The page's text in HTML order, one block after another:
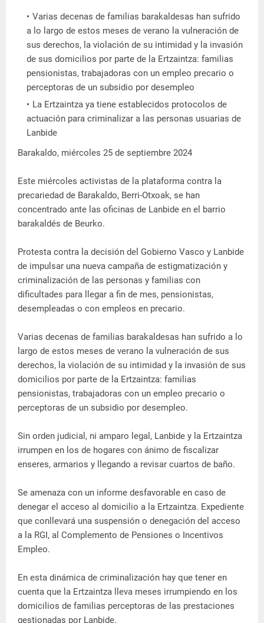
Varias decenas de familias barakaldesas han sufrido
a lo largo de estos meses de verano la vulneración de
sus derechos, la violación de su intimidad y la invasión
de sus domicilios por parte de la Ertzaintza: familias
pensionistas, trabajadoras con un empleo precario o
perceptoras de un subsidio por desempleo
La Ertzaintza ya tiene establecidos protocolos de
actuación para criminalizar a las personas usuarias de
Lanbide
Barakaldo, miércoles 25 de septiembre 2024
Este miércoles activistas de la plataforma contra la
precariedad de Barakaldo, Berri-Otxoak, se han
concentrado ante las oficinas de Lanbide en el barrio
barakaldés de Beurko.
Protesta contra la decisión del Gobierno Vasco y Lanbide
de impulsar una nueva campaña de estigmatización y
criminalización de las personas y familias con
dificultades para llegar a fin de mes, pensionistas,
desempleadas o con empleos en precario.
Varias decenas de familias barakaldesas han sufrido a lo
largo de estos meses de verano la vulneración de sus
derechos, la violación de su intimidad y la invasión de sus
domicilios por parte de la Ertzaintza: familias
pensionistas, trabajadoras con un empleo precario o
perceptoras de un subsidio por desempleo.
Sin orden judicial, ni amparo legal, Lanbide y la Ertzaintza
irrumpen en los de hogares con ánimo de fiscalizar
enseres, armarios y llegando a revisar cuartos de baño.
Se amenaza con un informe desfavorable en caso de
denegar el acceso al domicilio a la Ertzaintza. Expediente
que conllevará una suspensión o denegación del acceso
a la RGI, al Complemento de Pensiones o Incentivos
Empleo.
En esta dinámica de criminalización hay que tener en
cuenta que la Ertzaintza lleva meses irrumpiendo en los
domicilios de familias perceptoras de las prestaciones
gestionadas por Lanbide.